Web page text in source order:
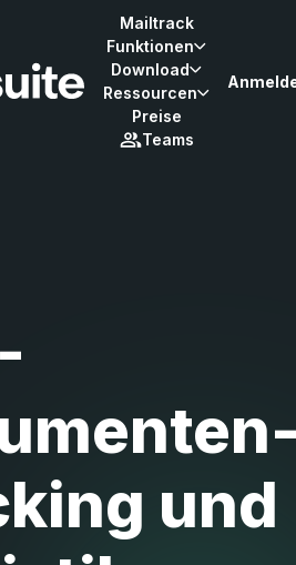
Mailtrack
Funktionen
Download
Ressourcen
Preise
Teams
und